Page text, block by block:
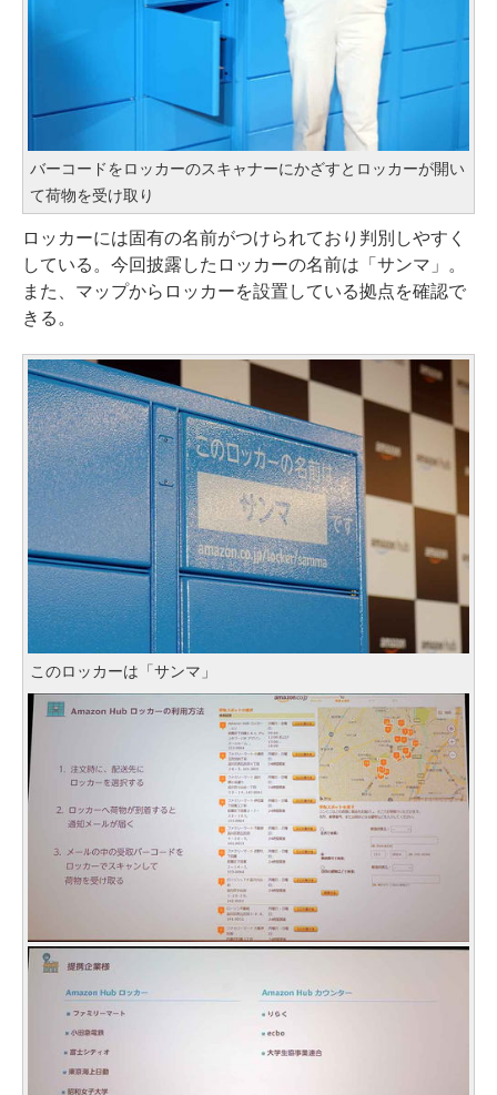
バーコードをロッカーのスキャナーにかざすとロッカーが開い
て荷物を受け取り
ロッカーには固有の名前がつけられており判別しやすく
している。今回披露したロッカーの名前は「サンマ」。
また、マップからロッカーを設置している拠点を確認で
きる。
このロッカーは「サンマ」